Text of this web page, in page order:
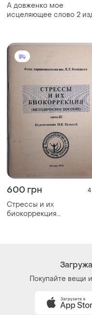
А довженко мое
исцеляющее слово 2
600 грн 4
Стрессы и их
биокоррекция
Покупайте вещи